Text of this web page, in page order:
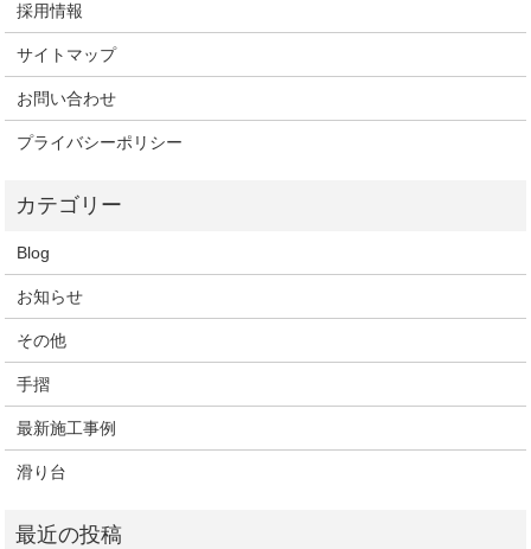
採用情報
サイトマップ
お問い合わせ
プライバシーポリシー
Blog
お知らせ
その他
手摺
最新施工事例
滑り台